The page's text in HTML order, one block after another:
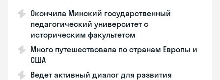
Окончила Минский государственный
педагогический университет с
историческим факультетом
Много путешествовала по странам Европы и
США
Ведет активный диалог для развития